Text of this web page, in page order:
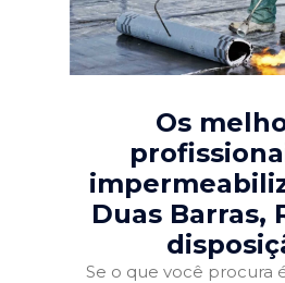
Os
Duas Barras,
Se o que você procura